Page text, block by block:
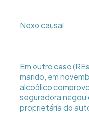
Nexo causal
Em outro caso
marido, em
alcoólico
seguradora negou
proprietária do